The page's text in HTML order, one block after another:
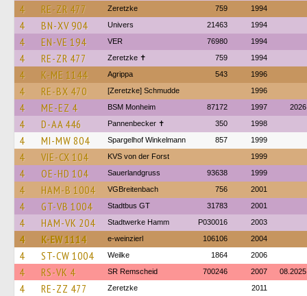
4 RE-ZR 477 Zeretzke 759 1994
4 BN-XV 904 Univers 21463 1994
4 EN-VE 194 VER 76980 1994
4 RE-ZR 477 Zeretzke ✝ 759 1994
4 K-ME 1144 Agrippa 543 1996
4 RE-BX 470 [Zeretzke] Schmudde 1996
4 ME-EZ 4 BSM Monheim 87172 1997 2026
4 D-AA 446 Pannenbecker ✝︎ 350 1998
4 MI-MW 804 Spargelhof Winkelmann 857 1999
4 VIE-CX 104 KVS von der Forst 1999
4 OE-HD 104 Sauerlandgruss 93638 1999
4 HAM-B 1004 VGBreitenbach 756 2001
4 GT-VB 1004 Stadtbus GT 31783 2001
4 HAM-VK 204 Stadtwerke Hamm P030016 2003
4 K-EW 1114 e-weinzierl 106106 2004
4 ST-CW 1004 Weilke 1864 2006
4 RS-VK 4 SR Remscheid 700246 2007 08.2025
4 RE-ZZ 477 Zeretzke 2011